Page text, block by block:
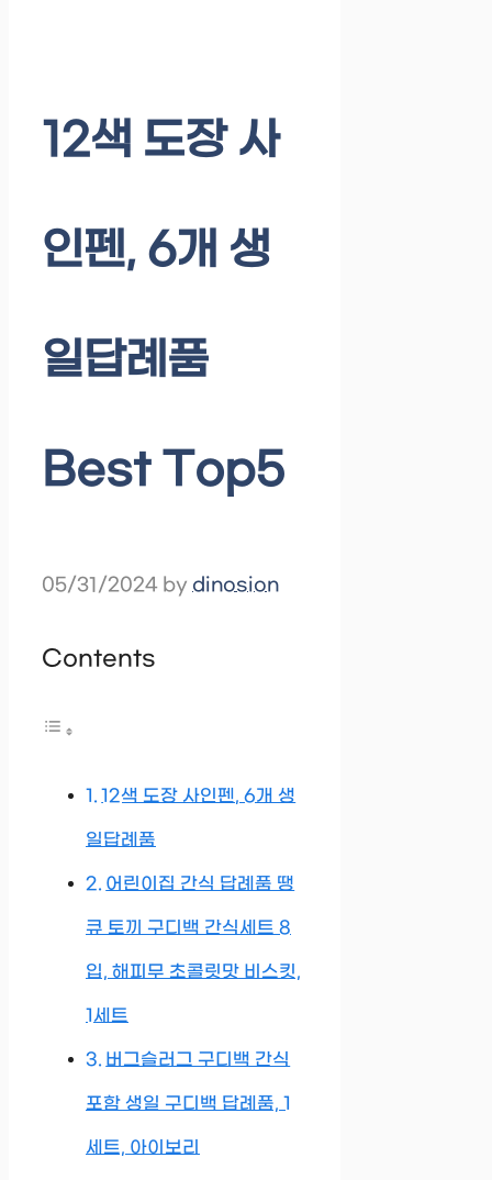
12색 도장 사
인펜, 6개 생
일답례품
Best Top5
05/31/2024 by dinosion
Contents
12색 도장 사인펜, 6개 생
일답례품
어린이집 간식 답례품 땡
큐 토끼 구디백 간식세트 8
입, 해피무 초콜릿맛 비스킷,
1세트
버그슬러그 구디백 간식
포함 생일 구디백 답례품, 1
세트, 아이보리